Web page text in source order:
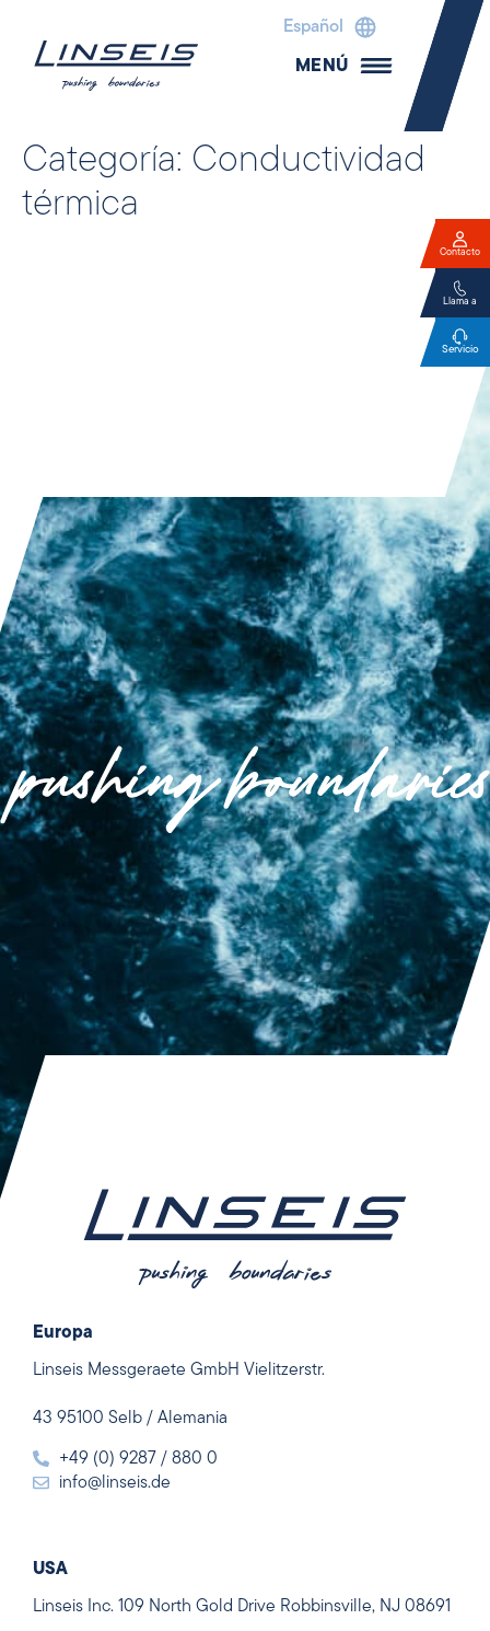
Español
MENÚ
Categoría: Conductividad
térmica
Europa
Linseis Messgeraete GmbH Vielitzerstr.
43 95100 Selb / Alemania
+49 (0) 9287 / 880 0
info@linseis.de
USA
Linseis Inc. 109 North Gold Drive Robbinsville, NJ 08691
Contacto
Llama a
Servicio